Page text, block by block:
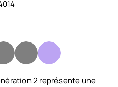
2 représente une